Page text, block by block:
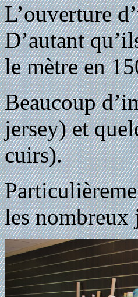
L’ouverture
D’autant
le mètre en
Beaucoup
jersey) et
cuirs).
les nombreux